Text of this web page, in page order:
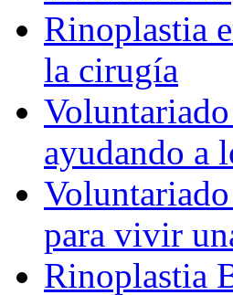
Rinoplastia
la cirugía
ayudando a
para vivir
Rinoplastia